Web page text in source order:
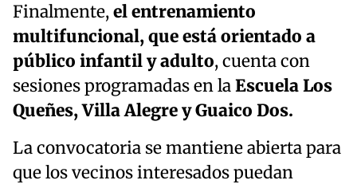
Finalmente,el entrenamiento
multifuncional, que está orientado a
público infantil y adulto, cuenta con
sesiones programadas en laEscuela Los
Queñes, Villa Alegre y Guaico Dos.
La convocatoria se mantiene abierta para
que los vecinos interesados puedan